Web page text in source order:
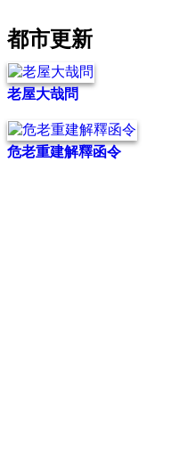
都市更新
老屋大哉問
危老重建解釋函令